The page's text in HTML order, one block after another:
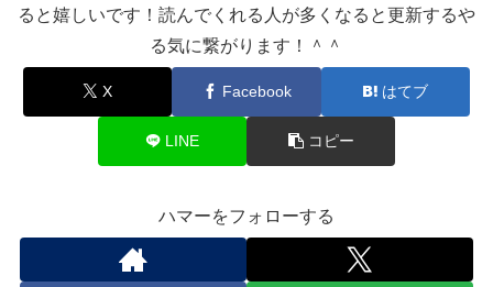
ると嬉しいです！読んでくれる人が多くなると更新するや
る気に繋がります！＾＾
X Facebook はてブ
LINE コピー
ハマーをフォローする